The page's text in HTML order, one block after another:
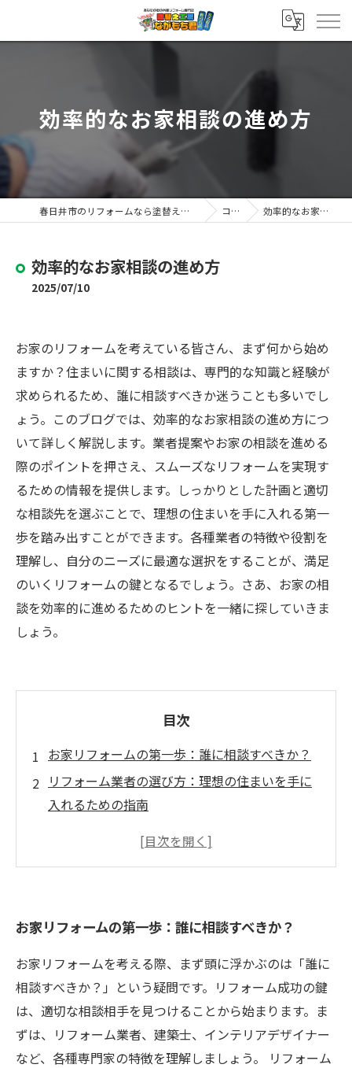
効率的なお家相談の進め方
春日井市のリフォームなら塗替え工房ながもち君 春日井店 コラム 効率的なお家相談の進め方
効率的なお家相談の進め方
2025/07/10
お家のリフォームを考えている皆さん、まず何から始め
ますか？住まいに関する相談は、専門的な知識と経験が
求められるため、誰に相談すべきか迷うことも多いでし
ょう。このブログでは、効率的なお家相談の進め方につ
いて詳しく解説します。業者提案やお家の相談を進める
際のポイントを押さえ、スムーズなリフォームを実現す
るための情報を提供します。しっかりとした計画と適切
な相談先を選ぶことで、理想の住まいを手に入れる第一
歩を踏み出すことができます。各種業者の特徴や役割を
理解し、自分のニーズに最適な選択をすることが、満足
のいくリフォームの鍵となるでしょう。さあ、お家の相
談を効率的に進めるためのヒントを一緒に探していきま
しょう。
目次
お家リフォームの第一歩：誰に相談すべきか？
リフォーム業者の選び方：理想の住まいを手に
入れるための指南
あなたのニーズに最適な業者はどこ？特徴を理
まずは計画から：効果的なお家相談の進め方
実際の成功事例から学ぶ：理想の家を実現する
ために
満足のいくリフォームのための総まとめ：計画
と相談の重要性
お家リフォームの第一歩：誰に相談すべきか？
お家リフォームを考える際、まず頭に浮かぶのは「誰に
相談すべきか？」という疑問です。リフォーム成功の鍵
は、適切な相談相手を見つけることから始まります。ま
ずは、リフォーム業者、建築士、インテリアデザイナー
など、各種専門家の特徴を理解しましょう。 リフォーム